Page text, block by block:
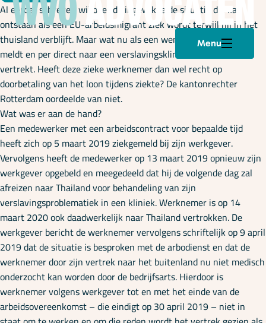
Menu
Onze specialisaties
Kennisbank
Cursussen
Podcasts
Over ons
Plan een afspraak
Al eerder schreven wij over de ingewikkelde situatie die kan
ontstaan als een EU-arbeidsmigrant ziek wordt terwijl hij in het
thuisland verblijft. Maar wat nu als een werknemer zich ziek
meldt en per direct naar een verslavingskliniek in Thailand
vertrekt. Heeft deze zieke werknemer dan wel recht op
doorbetaling van het loon tijdens ziekte? De kantonrechter
Rotterdam oordeelde van niet.
Wat was er aan de hand?
Een medewerker met een arbeidscontract voor bepaalde tijd
heeft zich op 5 maart 2019 ziekgemeld bij zijn werkgever.
Vervolgens heeft de medewerker op 13 maart 2019 opnieuw zijn
werkgever opgebeld en meegedeeld dat hij de volgende dag zal
afreizen naar Thailand voor behandeling van zijn
verslavingsproblematiek in een kliniek. Werknemer is op 14
maart 2020 ook daadwerkelijk naar Thailand vertrokken. De
werkgever bericht de werknemer vervolgens schriftelijk op 9 april
2019 dat de situatie is besproken met de arbodienst en dat de
werknemer door zijn vertrek naar het buitenland nu niet medisch
onderzocht kan worden door de bedrijfsarts. Hierdoor is
werknemer volgens werkgever tot en met het einde van de
arbeidsovereenkomst – die eindigt op 30 april 2019 – niet in